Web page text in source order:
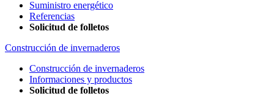
Suministro energético
Referencias
Solicitud de folletos
Construcción de invernaderos
Construcción de invernaderos
Informaciones y productos
Solicitud de folletos